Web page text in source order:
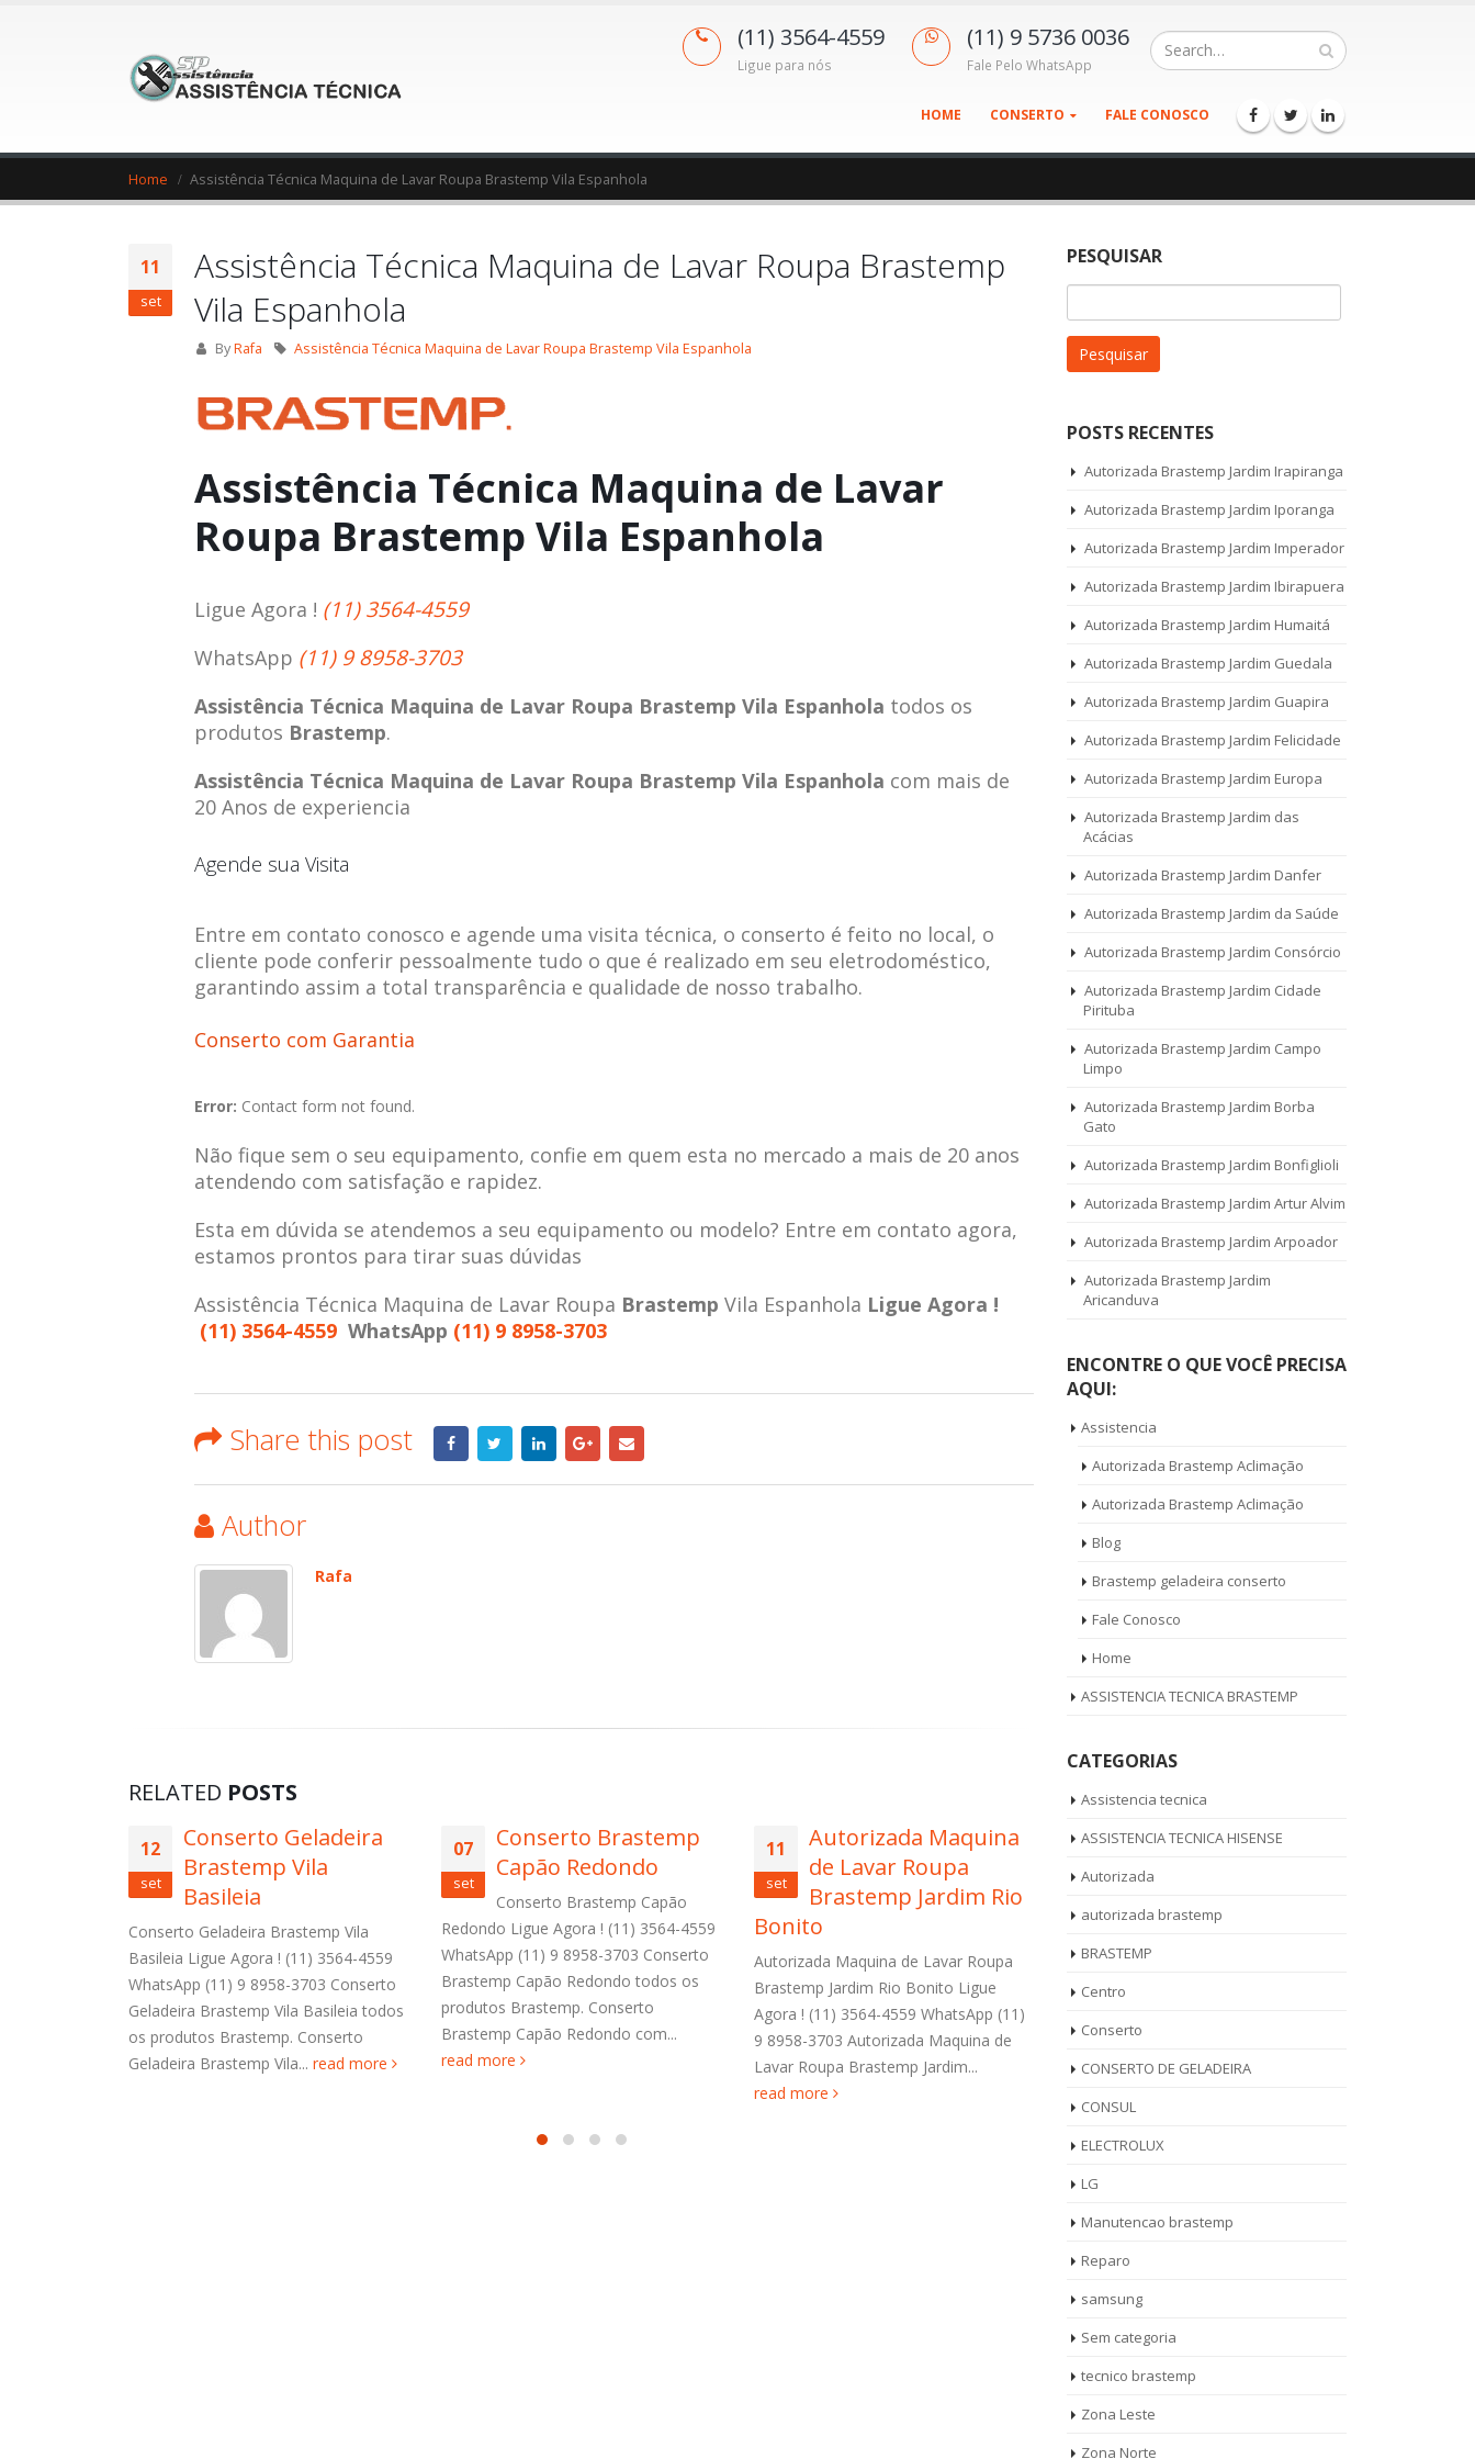
(11) 3564-4559
Ligue para nós
(11) 9 5736 0036
Fale Pelo WhatsApp
HOME CONSERTO FALE CONOSCO
Home Assistência Técnica Maquina de Lavar Roupa Brastemp Vila Espanhola
11
set
Assistência Técnica Maquina de Lavar Roupa Brastemp
Vila Espanhola
ByRafa Assistência Técnica Maquina de Lavar Roupa Brastemp Vila Espanhola
Assistência Técnica Maquina de Lavar
Roupa Brastemp Vila Espanhola
Ligue Agora ! (11) 3564-4559
WhatsApp (11) 9 8958-3703
Assistência Técnica Maquina de Lavar Roupa Brastemp Vila Espanhola todos os
produtos Brastemp.
Assistência Técnica Maquina de Lavar Roupa Brastemp Vila Espanhola com mais de
20 Anos de experiencia
Agende sua Visita
Entre em contato conosco e agende uma visita técnica, o conserto é feito no local, o
cliente pode conferir pessoalmente tudo o que é realizado em seu eletrodoméstico,
garantindo assim a total transparência e qualidade de nosso trabalho.
Conserto com Garantia
Error: Contact form not found.
Não fique sem o seu equipamento, confie em quem esta no mercado a mais de 20 anos
atendendo com satisfação e rapidez.
Esta em dúvida se atendemos a seu equipamento ou modelo? Entre em contato agora,
estamos prontos para tirar suas dúvidas
Assistência Técnica Maquina de Lavar Roupa Brastemp Vila Espanhola Ligue Agora !
(11) 3564-4559 WhatsApp (11) 9 8958-3703
Share this post
Author
Rafa
RELATED POSTS
07
set
Conserto Brastemp
Capão Redondo
Conserto Brastemp Capão
Redondo Ligue Agora ! (11) 3564-4559
WhatsApp (11) 9 8958-3703 Conserto
Brastemp Capão Redondo todos os
produtos Brastemp. Conserto
Brastemp Capão Redondo com...
read more
11
set
Autorizada Maquina
de Lavar Roupa
Brastemp Jardim Rio
Bonito
Autorizada Maquina de Lavar Roupa
Brastemp Jardim Rio Bonito Ligue
Agora ! (11) 3564-4559 WhatsApp (11)
9 8958-3703 Autorizada Maquina de
Lavar Roupa Brastemp Jardim...
11
set
Assistência Técnica
Fogão Brastemp Vila
dos Remédios
Assistência Técnica Fogão Brastemp
Vila dos Remédios Ligue Agora ! (11)
3564-4559 WhatsApp (11) 9 8958-3703
Assistência Técnica Fogão Brastemp
Vila dos Remédios todos os...
read more
19
jun
Autorizada Geladeira
Brastemp Jardim
Ivone Ligue Agora! (11) 3564-4559
(Clique Aqui)WhatsApp (11) 9 5736
Autorizada Geladeira Brastemp...
read more
PESQUISAR
por:
POSTS RECENTES
Autorizada Brastemp Jardim Irapiranga
Autorizada Brastemp Jardim Iporanga
Autorizada Brastemp Jardim Imperador
Autorizada Brastemp Jardim Ibirapuera
Autorizada Brastemp Jardim Humaitá
Autorizada Brastemp Jardim Guedala
Autorizada Brastemp Jardim Guapira
Autorizada Brastemp Jardim Felicidade
Autorizada Brastemp Jardim Europa
Autorizada Brastemp Jardim das
Acácias
Autorizada Brastemp Jardim Danfer
Autorizada Brastemp Jardim da Saúde
Autorizada Brastemp Jardim Consórcio
Autorizada Brastemp Jardim Cidade
Pirituba
Autorizada Brastemp Jardim Campo
Limpo
Autorizada Brastemp Jardim Borba
Gato
Autorizada Brastemp Jardim Bonfiglioli
Autorizada Brastemp Jardim Artur Alvim
Autorizada Brastemp Jardim Arpoador
Autorizada Brastemp Jardim
Aricanduva
ENCONTRE O QUE VOCÊ PRECISA
AQUI:
Assistencia
Autorizada Brastemp Aclimação
Autorizada Brastemp Aclimação
Blog
Brastemp geladeira conserto
Fale Conosco
Home
ASSISTENCIA TECNICA BRASTEMP
CATEGORIAS
Assistencia tecnica
ASSISTENCIA TECNICA HISENSE
Autorizada
autorizada brastemp
BRASTEMP
Centro
Conserto
CONSERTO DE GELADEIRA
CONSUL
ELECTROLUX
LG
Manutencao brastemp
Reparo
samsung
Sem categoria
tecnico brastemp
Zona Leste
Zona Norte